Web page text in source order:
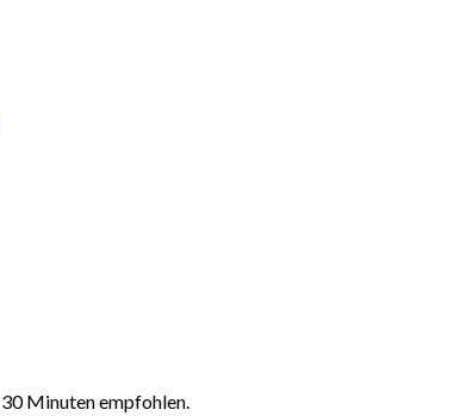
Minuten empfohlen.